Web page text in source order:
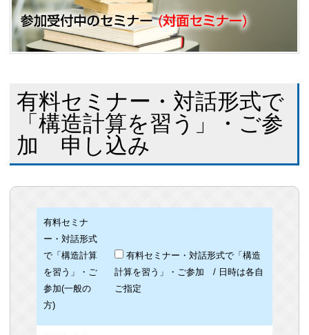
有料セミナー・対話形式で
「構造計算を習う」・ご参
加 申し込み
有料セミナ
ー・対話形式
で「構造計算
を習う」・ご
参加(一般の
方)
有料セミナー・対話形式で「構造
計算を習う」・ご参加 / 日時は各自
ご指定